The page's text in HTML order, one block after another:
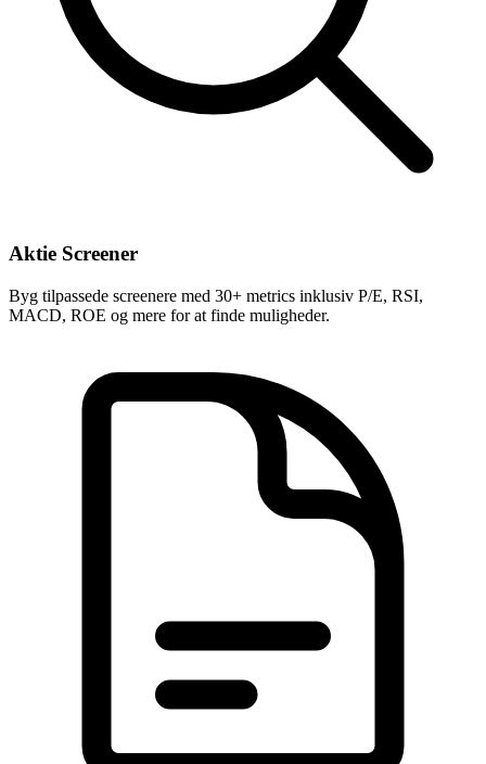
Aktie Screener
Byg tilpassede screenere med 30+ metrics inklusiv P/E, RSI,
MACD, ROE og mere for at finde muligheder.